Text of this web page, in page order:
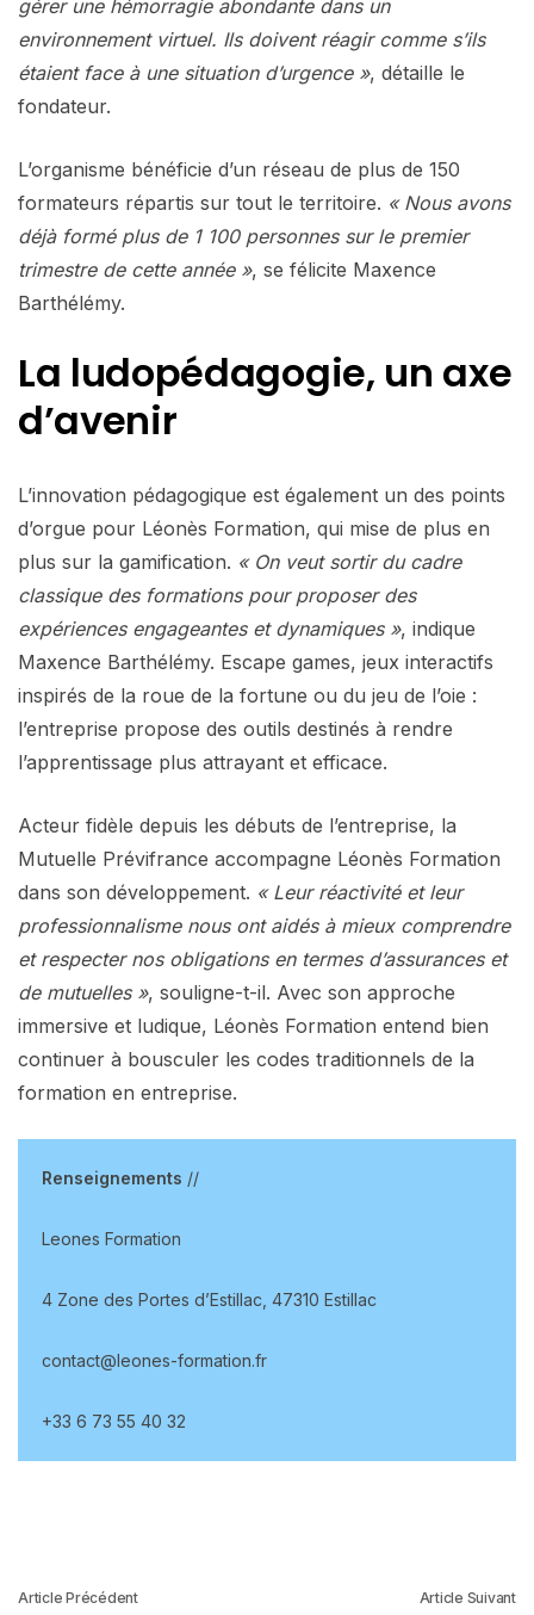
gérer une hémorragie abondante dans un
environnement virtuel. Ils doivent réagir comme s’ils
étaient face à une situation d’urgence », détaille le
fondateur.
L’organisme bénéficie d’un réseau de plus de 150
formateurs répartis sur tout le territoire. « Nous avons
déjà formé plus de 1 100 personnes sur le premier
trimestre de cette année », se félicite Maxence
Barthélémy.
La ludopédagogie, un axe
d’avenir
L’innovation pédagogique est également un des points
d’orgue pour Léonès Formation, qui mise de plus en
plus sur la gamification. « On veut sortir du cadre
classique des formations pour proposer des
expériences engageantes et dynamiques », indique
Maxence Barthélémy. Escape games, jeux interactifs
inspirés de la roue de la fortune ou du jeu de l’oie :
l’entreprise propose des outils destinés à rendre
l’apprentissage plus attrayant et efficace.
Acteur fidèle depuis les débuts de l’entreprise, la
Mutuelle Prévifrance accompagne Léonès Formation
dans son développement. « Leur réactivité et leur
professionnalisme nous ont aidés à mieux comprendre
et respecter nos obligations en termes d’assurances et
de mutuelles », souligne-t-il. Avec son approche
immersive et ludique, Léonès Formation entend bien
continuer à bousculer les codes traditionnels de la
formation en entreprise.
Renseignements //
Leones Formation
4 Zone des Portes d’Estillac, 47310 Estillac
contact@leones-formation.fr
+33 6 73 55 40 32
Article Précédent Article Suivant